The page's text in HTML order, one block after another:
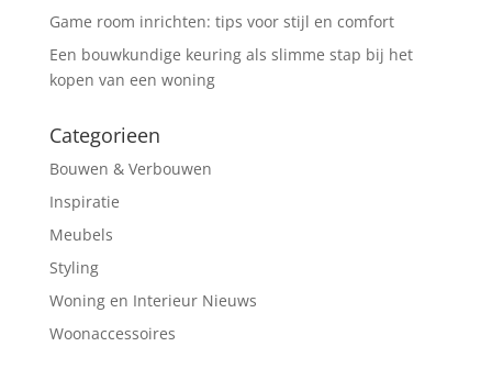
Game room inrichten: tips voor stijl en comfort
Een bouwkundige keuring als slimme stap bij het
kopen van een woning
Categorieen
Bouwen & Verbouwen
Inspiratie
Meubels
Styling
Woning en Interieur Nieuws
Woonaccessoires